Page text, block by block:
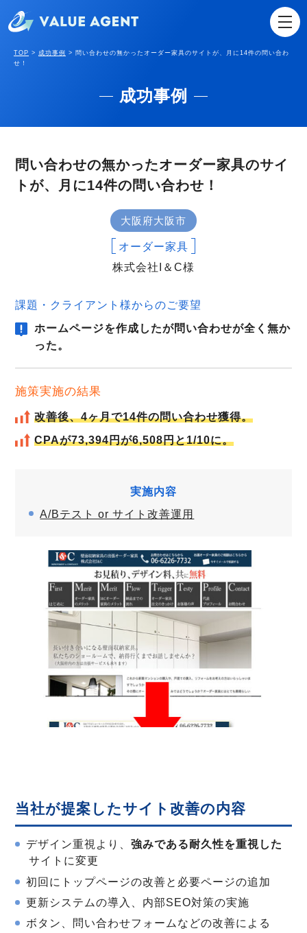
TOP > 成功事例 > 問い合わせの無かったオーダー家具のサイトが、月に14件の問い合わ
せ！
成功事例
問い合わせの無かったオーダー家具のサイ
トが、月に14件の問い合わせ！
大阪府大阪市
オーダー家具
株式会社I＆C様
課題・クライアント様からのご要望
ホームページを作成したが問い合わせが全く無か
った。
施策実施の結果
改善後、4ヶ月で14件の問い合わせ獲得。
CPAが73,394円が6,508円と1/10に。
実施内容
A/Bテスト or サイト改善運用
当社が提案したサイト改善の内容
デザイン重視より、強みである耐久性を重視した
サイトに変更
初回にトップページの改善と必要ページの追加
更新システムの導入、内部SEO対策の実施
ボタン、問い合わせフォームなどの改善による